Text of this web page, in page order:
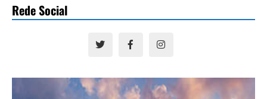
Rede Social